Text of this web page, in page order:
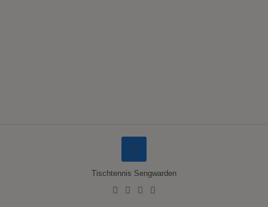
Tischtennis Sengwarden